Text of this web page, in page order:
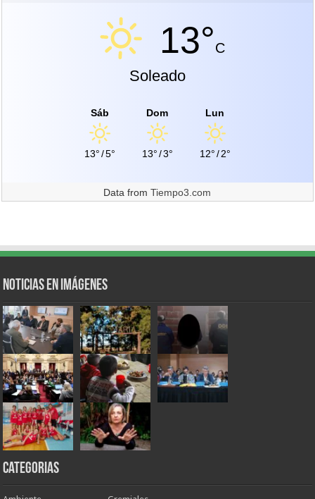
13°C
Soleado
Sáb
13°/5°
Dom
13°/3°
Lun
12°/2°
Data fromTiempo3.com
Noticias en Imágenes
Categorias